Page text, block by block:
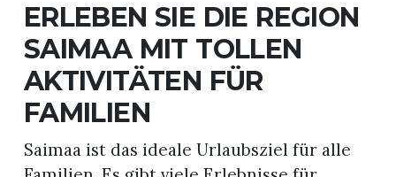
ERLEBEN SIE DIE REGION
SAIMAA MIT TOLLEN
AKTIVITÄTEN FÜR
FAMILIEN
Saimaa ist das ideale Urlaubsziel für alle